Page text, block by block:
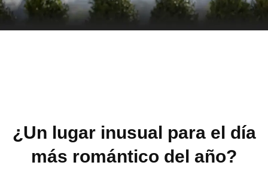
¿Un lugar inusual para el día
más romántico del año?